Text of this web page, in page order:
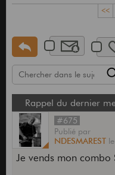
<<
Rappel du dernier
#675
Publié par
NDESMAREST le
Je vends mon combo